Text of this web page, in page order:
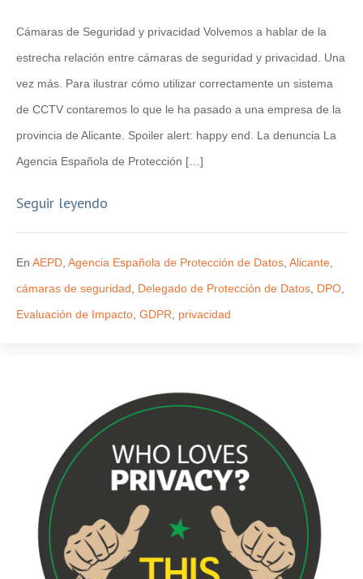
Cámaras de Seguridad y privacidad Volvemos a hablar de la
estrecha relación entre cámaras de seguridad y privacidad. Una
vez más. Para ilustrar cómo utilizar correctamente un sistema
de CCTV contaremos lo que le ha pasado a una empresa de la
provincia de Alicante. Spoiler alert: happy end. La denuncia La
Agencia Española de Protección […]
Seguir leyendo
En AEPD Agencia Española de Protección de Datos Alicante
cámaras de seguridad
Delegado de Protección de Datos DPO
Evaluación de Impacto GDPR privacidad